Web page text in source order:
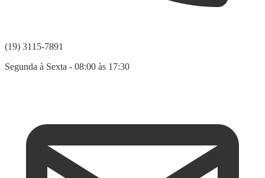
(19) 3115-7891
Segunda à Sexta - 08:00 às 17:30